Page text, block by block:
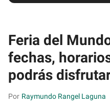
Feria del
fechas,
podrás
Raymundo Rangel Laguna